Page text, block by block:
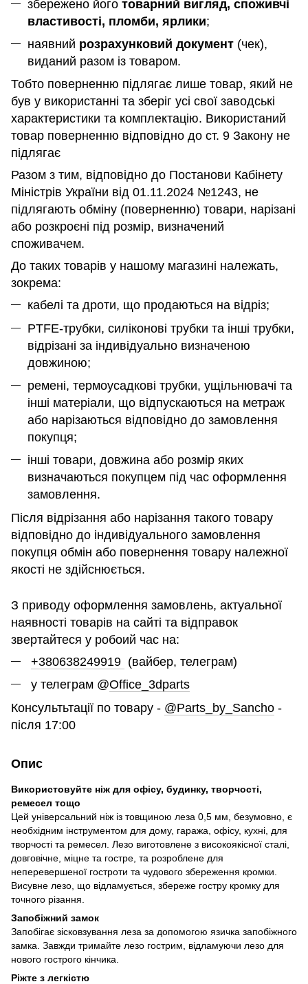
збережено його товарний вигляд, споживчі
властивості, пломби, ярлики;
наявний розрахунковий документ (чек),
виданий разом із товаром.
Тобто поверненню підлягає лише товар, який не
був у використанні та зберіг усі свої заводські
характеристики та комплектацію. Використаний
товар поверненню відповідно до ст. 9 Закону не
підлягає
Разом з тим, відповідно до Постанови Кабінету
Міністрів України від 01.11.2024 №1243, не
підлягають обміну (поверненню) товари, нарізані
або розкроєні під розмір, визначений
споживачем.
До таких товарів у нашому магазині належать,
зокрема:
кабелі та дроти, що продаються на відріз;
PTFE-трубки, силіконові трубки та інші трубки,
відрізані за індивідуально визначеною
довжиною;
ремені, термоусадкові трубки, ущільнювачі та
інші матеріали, що відпускаються на метраж
або нарізаються відповідно до замовлення
покупця;
інші товари, довжина або розмір яких
визначаються покупцем під час оформлення
замовлення.
Після відрізання або нарізання такого товару
відповідно до індивідуального замовлення
покупця обмін або повернення товару належної
якості не здійснюється.
З приводу оформлення замовлень, актуальної
наявності товарів на сайті та відправок
звертайтеся у робоий час на:
+380638249919 (вайбер, телеграм)
у телеграм @Office_3dparts
Консультьтації по товару - @Parts_by_Sancho -
після 17:00
Опис
Використовуйте ніж для офісу, будинку, творчості,
ремесел тощо
Цей універсальний ніж із товщиною леза 0,5 мм, безумовно, є
необхідним інструментом для дому, гаража, офісу, кухні, для
творчості та ремесел. Лезо виготовлене з високоякісної сталі,
довговічне, міцне та гостре, та розроблене для
неперевершеної гостроти та чудового збереження кромки.
Висувне лезо, що відламується, збереже гостру кромку для
точного різання.
Запобіжний замок
Запобігає зісковзування леза за допомогою язичка запобіжного
замка. Завжди тримайте лезо гострим, відламуючи лезо для
нового гострого кінчика.
Ріжте з легкістю